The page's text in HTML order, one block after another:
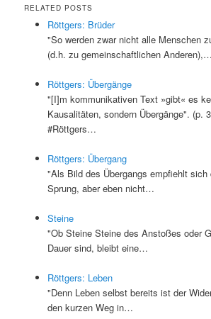
RELATED POSTS
Röttgers: Brüder
"So werden zwar nicht alle Menschen
(d.h. zu gemeinschaftlichen Anderen),…
Röttgers: Übergänge
"[I]m kommunikativen Text »gibt« es
Kausalitäten, sondern Übergänge". (p.
#Röttgers…
Röttgers: Übergang
"Als Bild des Übergangs empfiehlt sich
Sprung, aber eben nicht…
Steine
"Ob Steine Steine des Anstoßes oder
Dauer sind, bleibt eine…
Röttgers: Leben
"Denn Leben selbst bereits ist der
den kurzen Weg in…